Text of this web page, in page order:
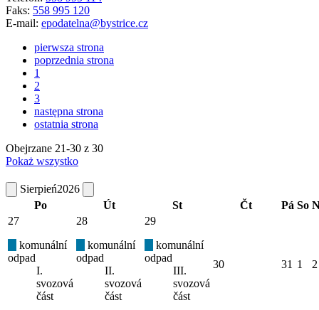
Faks: 558 995 120
E-mail: epodatelna@bystrice.cz
pierwsza strona
poprzednia strona
1
2
3
następna strona
ostatnia strona
Obejrzane 21-30 z 30
Pokaż wszystko
Sierpień2026
Po
Út St Čt Pá So
27
komunální
odpad
I.
svozová
část
28
komunální
odpad
II.
svozová
část
29
komunální
odpad
III.
svozová
část
30 31 1 2